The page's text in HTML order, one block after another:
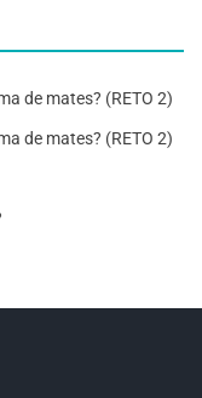
de mates? (RETO 2)
de mates? (RETO 2)